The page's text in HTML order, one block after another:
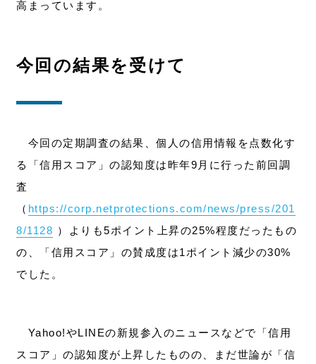
高まっています。
今回の結果を受けて
今回の定期調査の結果、個人の信用情報を点数化す
る「信用スコア」の認知度は昨年9月に行った前回調
査
（ https://corp.netprotections.com/news/press/201
8/1128 ）よりも5ポイント上昇の25%程度だったもの
の、「信用スコア」の賛成度は1ポイント減少の30%
でした。
Yahoo!やLINEの新規参入のニュースなどで「信用
スコア」の認知度が上昇したものの、まだ世論が「信